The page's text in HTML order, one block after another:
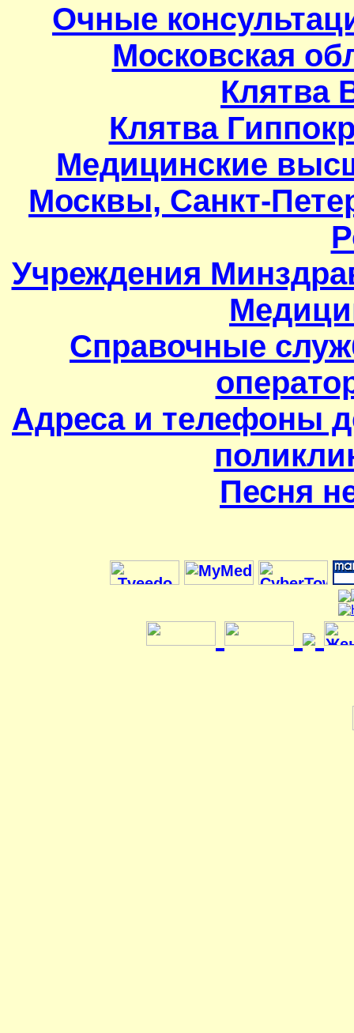
Очные
Московская
Клятва
Клятва
Медицинские
Москвы, Санкт-
Учреждения
Справочные
Адреса и телефоны
Песня